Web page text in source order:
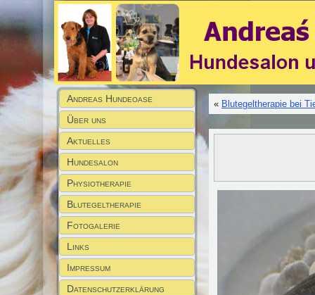
Andreas Hundeoase
Über uns
Aktuelles
Hundesalon
Physiotherapie
Blutegeltherapie
Fotogalerie
Links
Impressum
Datenschutzerklärung
« Blutegeltherapie bei